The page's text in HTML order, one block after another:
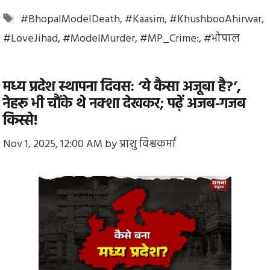
Tags
#BhopalModelDeath,#Kaasim,#KhushbooAhirwar,
#LoveJihad,#ModelMurder,#MP_Crime:,#भोपाल
मध्य प्रदेश स्थापना दिवस: ‘ये कैसा अजूबा है?’,
नेहरू भी चौंके थे नक्शा देखकर; पढ़ें अजब-गजब
किस्से!
Nov 1, 2025, 12:00 AM byप्रांशु विश्वकर्मा